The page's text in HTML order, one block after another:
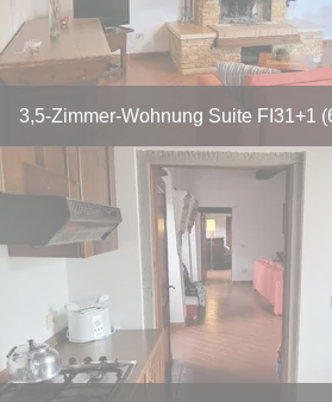
3,5-Zimmer-Wohnung Suite FI31+1